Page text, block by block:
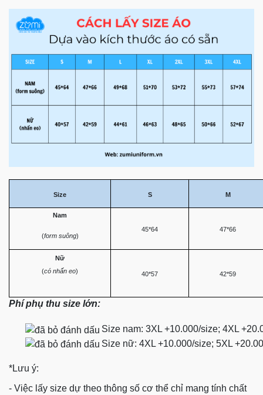
Size S M
Nam
45*64
47*66
(form suông)
Nữ
40*57 42*59
(có nhấn eo)
Phí phụ thu size lớn:
Size nam: 3XL +10.000/size; 4XL
Size nữ: 4XL +10.000/size; 5XL
*Lưu ý:
- Việc lấy size dự theo thông số cơ thể chỉ mang tính chất